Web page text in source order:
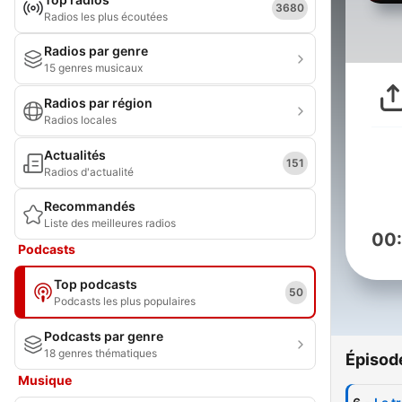
Radios les plus écoutées
3680
Radios par genre
15 genres musicaux
Radios par région
Radios locales
Actualités
Radios d'actualité
151
Recommandés
Liste des meilleures radios
Podcasts
Top podcasts
Podcasts les plus populaires
50
Podcasts par genre
18 genres thématiques
Musique